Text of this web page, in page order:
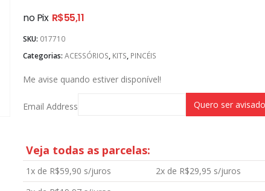
no Pix R$55,11
SKU: 017710
Categorias: ACESSÓRIOS, KITS, PINCÉIS
Me avise quando estiver disponível!
Email Address
Veja todas as parcelas:
1x de R$59,90 s/juros 2x de R$29,95 s/juros